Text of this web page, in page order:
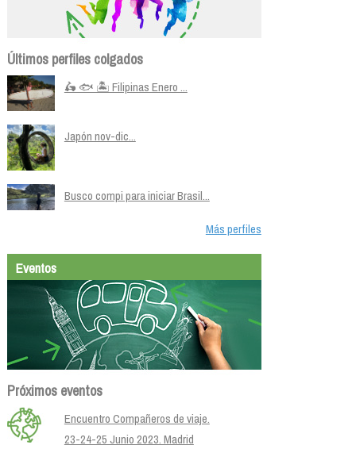
Últimos perfiles colgados
🛵 🐟 🏝️ Filipinas Enero ...
Japón nov-dic...
Busco compi para iniciar Brasil...
Más perfiles
Eventos
Próximos eventos
Encuentro Compañeros de viaje.
23-24-25 Junio 2023. Madrid